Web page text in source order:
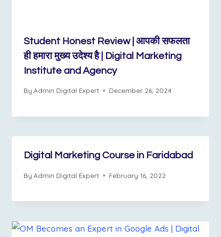
Student Honest Review | आपकी सफलता
ही हमारा मुख्य उदेश्य है | Digital Marketing
Institute and Agency
By Admin Digital Expert December 26, 2024
Digital Marketing Course in Faridabad
By Admin Digital Expert February 16, 2022